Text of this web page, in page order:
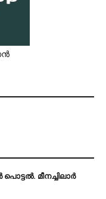
മീനച്ചിലാര്‍